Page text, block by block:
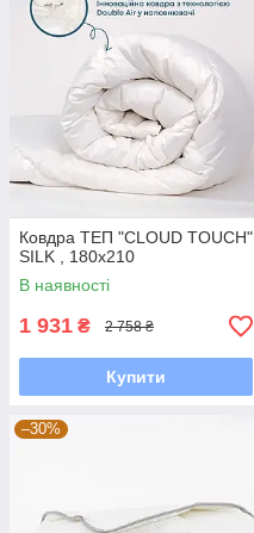
Ковдра ТЕП "CLOUD TOUCH"
SILK , 180x210
В наявності
1 931 ₴ 2 758 ₴
Купити
–30%